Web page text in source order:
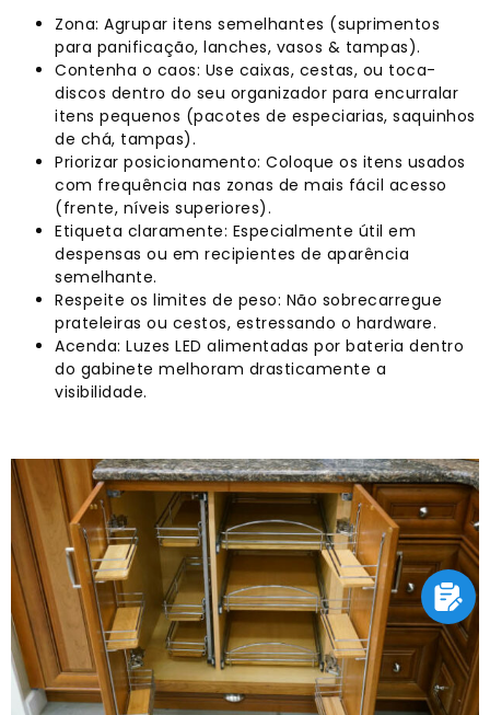
Zona: Agrupar itens semelhantes (suprimentos
para panificação, lanches, vasos & tampas).
Contenha o caos: Use caixas, cestas, ou toca-
discos dentro do seu organizador para encurralar
itens pequenos (pacotes de especiarias, saquinhos
de chá, tampas).
Priorizar posicionamento: Coloque os itens usados ​​
com frequência nas zonas de mais fácil acesso
(frente, níveis superiores).
Etiqueta claramente: Especialmente útil em
despensas ou em recipientes de aparência
semelhante.
Respeite os limites de peso: Não sobrecarregue
prateleiras ou cestos, estressando o hardware.
Acenda: Luzes LED alimentadas por bateria dentro
do gabinete melhoram drasticamente a
visibilidade.